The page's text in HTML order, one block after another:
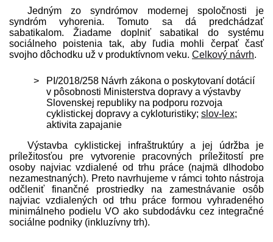
Jedným zo syndrómov modernej spoločnosti je
syndróm vyhorenia. Tomuto sa dá pred­chádzať
sabatikalom. Žiadame doplniť sabatikal do systému
sociálneho poistenia tak, aby ľudia mohli čerpať časť
svojho dôchodku už v produktívnom veku. Celkový návrh.
PI/2018/258 Návrh zákona o poskytovaní dotácií
v pôsobnosti Ministerstva dopravy a výstavby
Slovenskej republiky na podporu rozvoja
cyklistickej dopravy a cykloturistiky; slov-lex;
aktivita zapajanie
Výstavba cyklistickej infraštruktúry a jej údržba je
príležitosťou pre vytvorenie pracovných príležitostí pre
osoby najviac vzdialené od trhu práce (najmä dlhodobo
nezamestnaných). Preto navrhujeme v rámci tohto nástroja
odčleniť finančné prostriedky na zamestnávanie osôb
najviac vzdialených od trhu práce formou vyhradeného
minimálneho podielu VO ako subdodávku cez integračné
sociálne podniky (inkluzívny trh).